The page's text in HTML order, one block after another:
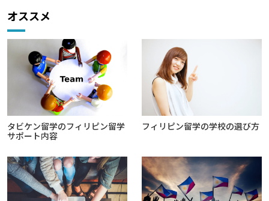
オススメ
タビケン留学のフィリピン留学
サポート内容
フィリピン留学の学校の選び方